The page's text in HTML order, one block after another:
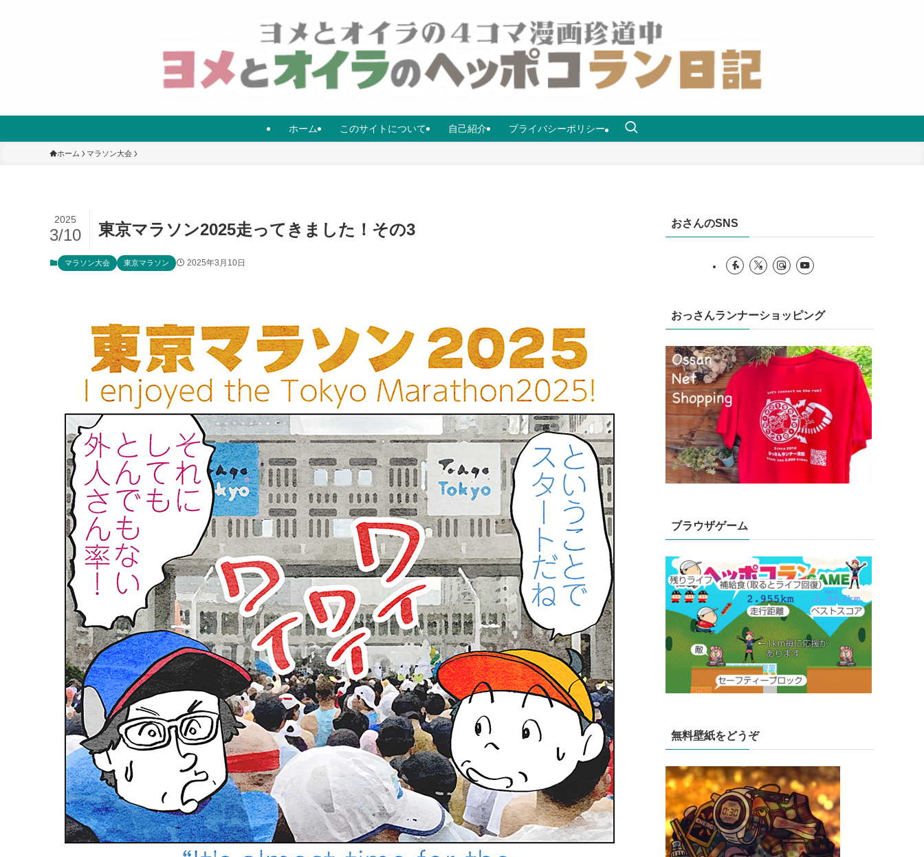
ホーム このサイトについて 自己紹介 プライバシーポリシー
ホーム マラソン大会
東京マラソン2025走ってきました！その3
2025
3/10
マラソン大会 東京マラソン 2025年3月10日
おさんのSNS
おっさんランナーショッピング
ブラウザゲーム
無料壁紙をどうぞ